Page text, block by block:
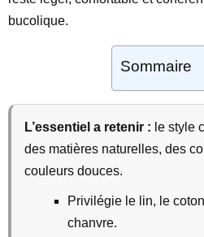
bucolique.
Sommaire
L’essentiel a retenir : le style
des matières naturelles, des
couleurs douces.
Privilégie le lin, le
chanvre.